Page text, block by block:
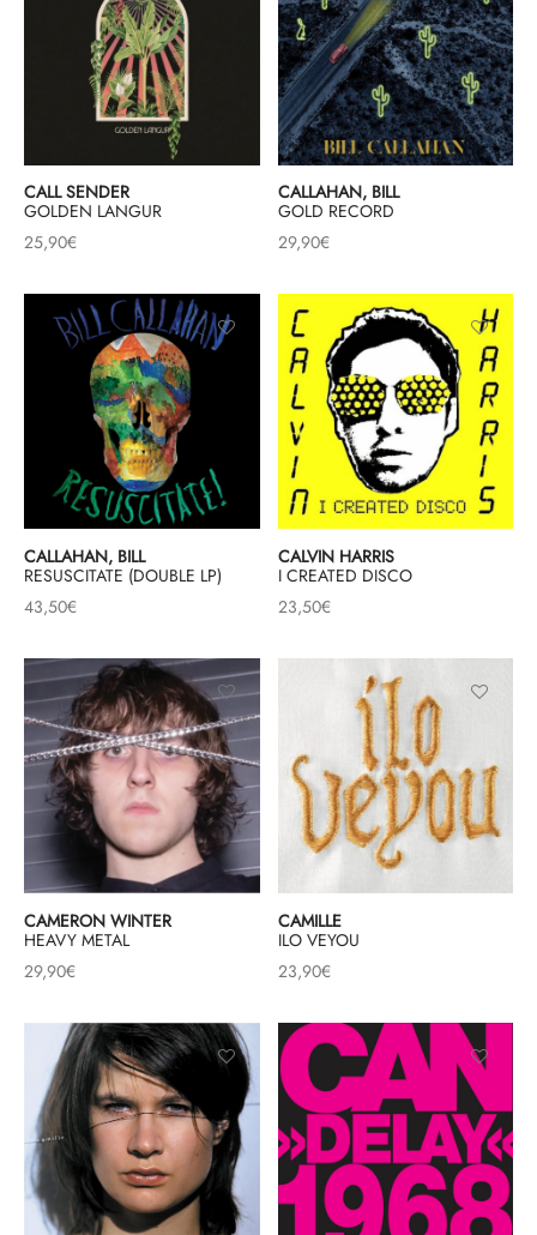
CALL SENDER
GOLDEN LANGUR
25,90€
CALLAHAN, BILL
GOLD RECORD
29,90€
CALLAHAN, BILL
RESUSCITATE (DOUBLE LP)
43,50€
CALVIN HARRIS
I CREATED DISCO
23,50€
CAMERON WINTER
HEAVY METAL
29,90€
CAMILLE
ILO VEYOU
23,90€